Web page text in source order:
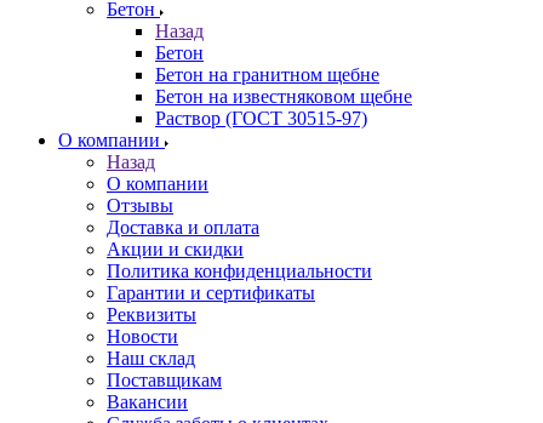
Бетон
Назад
Бетон
Бетон на гранитном щебне
Бетон на известняковом щебне
Раствор (ГОСТ 30515-97)
О компании
Назад
О компании
Отзывы
Доставка и оплата
Акции и скидки
Политика конфиденциальности
Гарантии и сертификаты
Реквизиты
Новости
Наш склад
Поставщикам
Вакансии